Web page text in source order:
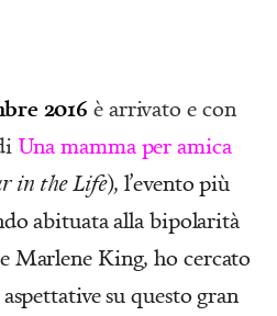
2016 è arrivato e con
Una mamma per amica
in the Life), l’evento più
abituata alla bipolarità
Marlene King, ho cercato
su questo gran